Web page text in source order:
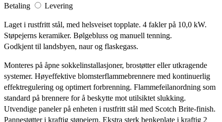
Betaling
Levering
Laget i rustfritt stål, med helsveiset topplate. 4 fakler på 10,0 kW.
Støpejerns keramiker. Bølgebluss og manuell tenning.
Godkjent til landsbyen, naur og flaskegass.
Monteres på åpne sokkelinstallasjoner, brostøtter eller utkragende
systemer. Høyeffektive blomsterflammebrennere med kontinuerlig
effektregulering og optimert forbrenning. Flammefeilanordning som
standard på brennere for å beskytte mot utilsiktet slukking.
Utvendige paneler på enheten i rustfritt stål med Scotch Brite-finish.
Pannestøtter i kraftig støpejern. Ekstra sterk benkeplate i kraftig 2